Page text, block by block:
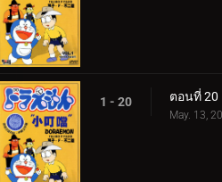
1 - 20
May. 13,